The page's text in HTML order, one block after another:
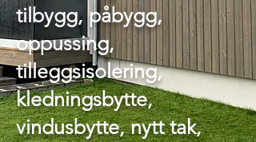
tilbygg, påbygg,
oppussing,
tilleggsisolering,
kledningsbytte,
vindusbytte, nytt tak,